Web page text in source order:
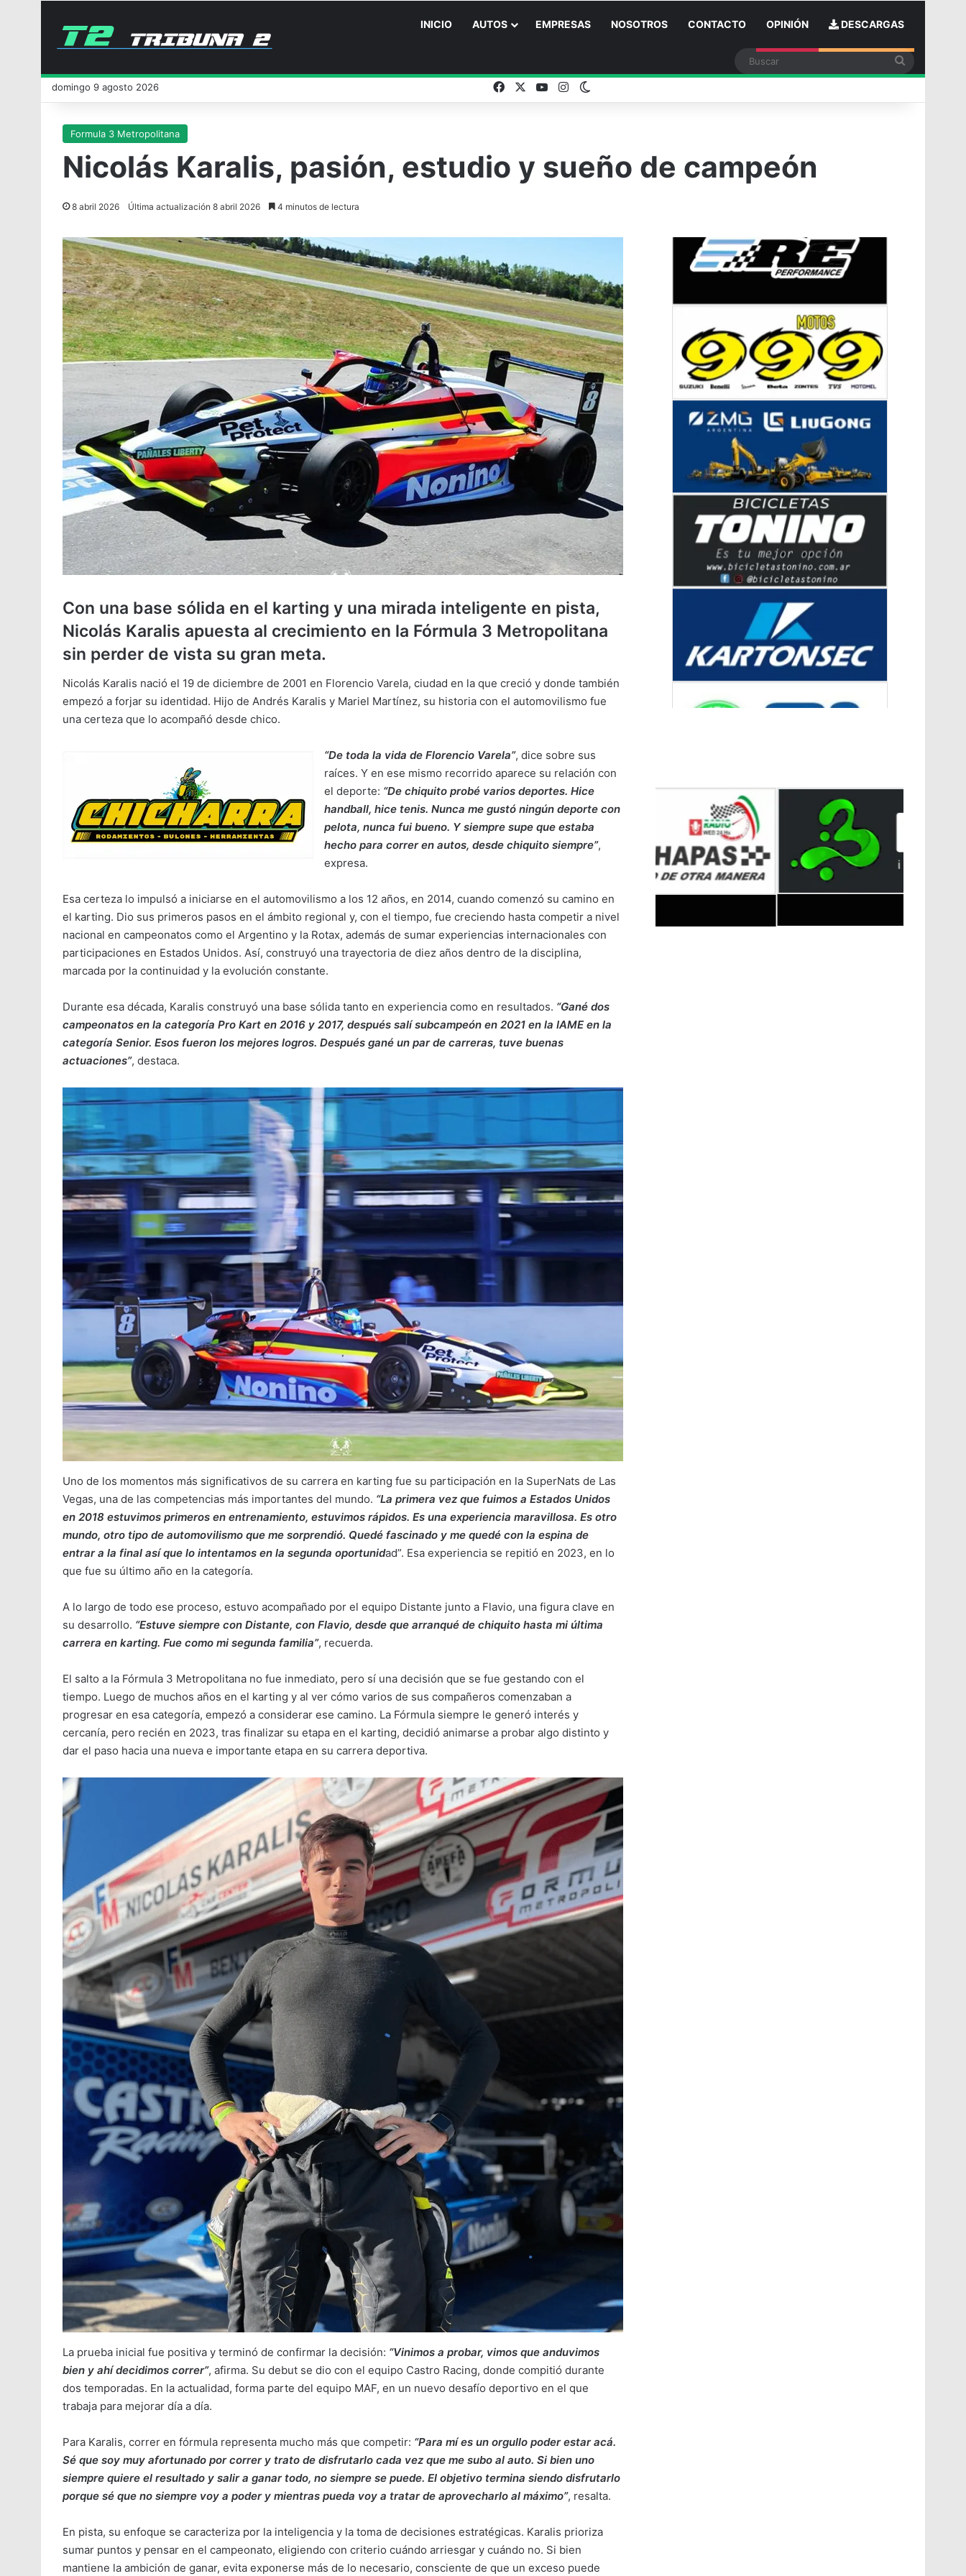
INICIO AUTOS EMPRESAS NOSOTROS CONTACTO OPINIÓN DESCARGAS
domingo 9 agosto 2026 FacebookYouTubeInstagram
Formula 3 Metropolitana
Nicolás Karalis, pasión, estudio y sueño de campeón
8 abril 2026 Última actualización 8 abril 2026 4 minutos de lectura
Con una base sólida en el karting y una mirada inteligente en pista,
Nicolás Karalis apuesta al crecimiento en la Fórmula 3 Metropolitana
sin perder de vista su gran meta.
Nicolás Karalis nació el 19 de diciembre de 2001 en Florencio Varela, ciudad en la que creció y donde también
empezó a forjar su identidad. Hijo de Andrés Karalis y Mariel Martínez, su historia con el automovilismo fue
una certeza que lo acompañó desde chico.
“De toda la vida de Florencio Varela”, dice sobre sus
raíces. Y en ese mismo recorrido aparece su relación con
el deporte: “De chiquito probé varios deportes. Hice
handball, hice tenis. Nunca me gustó ningún deporte con
pelota, nunca fui bueno. Y siempre supe que estaba
hecho para correr en autos, desde chiquito siempre”,
expresa.
Esa certeza lo impulsó a iniciarse en el automovilismo a los 12 años, en 2014, cuando comenzó su camino en
el karting. Dio sus primeros pasos en el ámbito regional y, con el tiempo, fue creciendo hasta competir a nivel
nacional en campeonatos como el Argentino y la Rotax, además de sumar experiencias internacionales con
participaciones en Estados Unidos. Así, construyó una trayectoria de diez años dentro de la disciplina,
marcada por la continuidad y la evolución constante.
Durante esa década, Karalis construyó una base sólida tanto en experiencia como en resultados. “Gané dos
campeonatos en la categoría Pro Kart en 2016 y 2017, después salí subcampeón en 2021 en la IAME en la
categoría Senior. Esos fueron los mejores logros. Después gané un par de carreras, tuve buenas
actuaciones”, destaca.
Uno de los momentos más significativos de su carrera en karting fue su participación en la SuperNats de Las
Vegas, una de las competencias más importantes del mundo. “La primera vez que fuimos a Estados Unidos
en 2018 estuvimos primeros en entrenamiento, estuvimos rápidos. Es una experiencia maravillosa. Es otro
mundo, otro tipo de automovilismo que me sorprendió. Quedé fascinado y me quedé con la espina de
entrar a la final así que lo intentamos en la segunda oportunidad”. Esa experiencia se repitió en 2023, en lo
que fue su último año en la categoría.
A lo largo de todo ese proceso, estuvo acompañado por el equipo Distante junto a Flavio, una figura clave en
su desarrollo. “Estuve siempre con Distante, con Flavio, desde que arranqué de chiquito hasta mi última
carrera en karting. Fue como mi segunda familia”, recuerda.
El salto a la Fórmula 3 Metropolitana no fue inmediato, pero sí una decisión que se fue gestando con el
tiempo. Luego de muchos años en el karting y al ver cómo varios de sus compañeros comenzaban a
progresar en esa categoría, empezó a considerar ese camino. La Fórmula siempre le generó interés y
cercanía, pero recién en 2023, tras finalizar su etapa en el karting, decidió animarse a probar algo distinto y
dar el paso hacia una nueva e importante etapa en su carrera deportiva.
La prueba inicial fue positiva y terminó de confirmar la decisión: “Vinimos a probar, vimos que anduvimos
bien y ahí decidimos correr”, afirma. Su debut se dio con el equipo Castro Racing, donde compitió durante
dos temporadas. En la actualidad, forma parte del equipo MAF, en un nuevo desafío deportivo en el que
trabaja para mejorar día a día.
Para Karalis, correr en fórmula representa mucho más que competir: “Para mí es un orgullo poder estar acá.
Sé que soy muy afortunado por correr y trato de disfrutarlo cada vez que me subo al auto. Si bien uno
siempre quiere el resultado y salir a ganar todo, no siempre se puede. El objetivo termina siendo disfrutarlo
porque sé que no siempre voy a poder y mientras pueda voy a tratar de aprovecharlo al máximo”, resalta.
En pista, su enfoque se caracteriza por la inteligencia y la toma de decisiones estratégicas. Karalis prioriza
sumar puntos y pensar en el campeonato, eligiendo con criterio cuándo arriesgar y cuándo no. Si bien
mantiene la ambición de ganar, evita exponerse más de lo necesario, consciente de que un exceso puede